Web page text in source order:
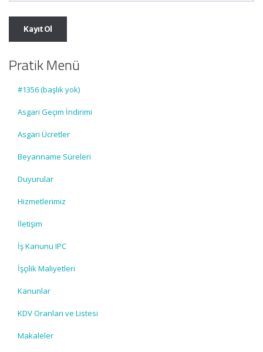
Pratik Menü
#1356 (başlık yok)
Asgari Geçim İndirimi
Asgari Ücretler
Beyanname Süreleri
Duyurular
Hizmetlerimiz
İletişim
İş Kanunu IPC
İşçilik Maliyetleri
Kanunlar
KDV Oranları ve Listesi
Makaleler